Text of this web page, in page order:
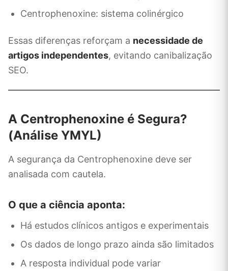
Centrophenoxine: sistema colinérgico
Essas diferenças reforçam a necessidade de
artigos independentes, evitando canibalização
SEO.
A Centrophenoxine é Segura?
(Análise YMYL)
A segurança da Centrophenoxine deve ser
analisada com cautela.
O que a ciência aponta:
Há estudos clínicos antigos e experimentais
Os dados de longo prazo ainda são limitados
A resposta individual pode variar